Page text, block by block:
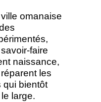
ville omanaise
faire
naissance,
les
qui bientôt
large.